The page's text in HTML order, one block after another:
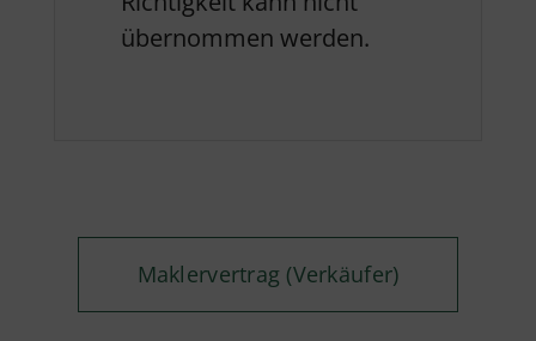
übernommen werden.
Maklervertrag (Verkäufer)